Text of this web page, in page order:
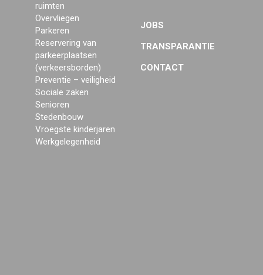
ruimten
Overvliegen
Parkeren
Reservering van
parkeerplaatsen
(verkeersborden)
Preventie – veiligheid
Sociale zaken
Senioren
Stedenbouw
Vroegste kinderjaren
Werkgelegenheid
JOBS
TRANSPARANTIE
CONTACT